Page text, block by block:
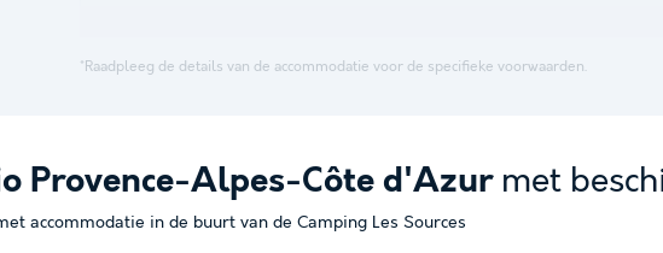
*Raadpleeg de details van de accommodatie voor de specifieke voorwaarden.
Provence-Alpes-Côte d'Azurmet
accommodatie in de buurt van de Camping Les Sources